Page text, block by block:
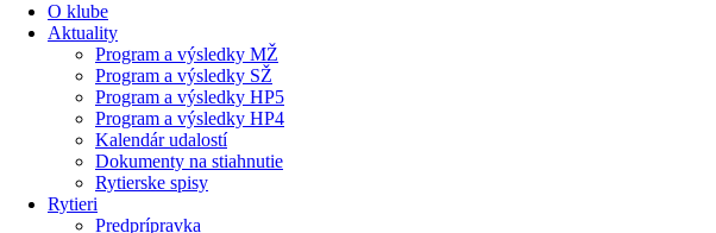
O klube
Aktuality
Program a výsledky MŽ
Program a výsledky SŽ
Program a výsledky HP5
Program a výsledky HP4
Kalendár udalostí
Dokumenty na stiahnutie
Rytierske spisy
Rytieri
Predprípravka